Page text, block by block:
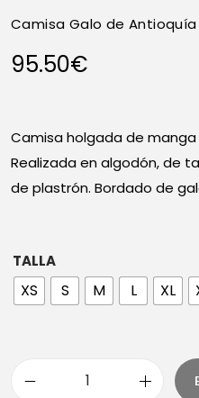
Camisa Galo de Antioquía
95.50€
Camisa holgada de
Realizada en algodón, de
de plastrón. Bordado de
TALLA
XS S M L XL